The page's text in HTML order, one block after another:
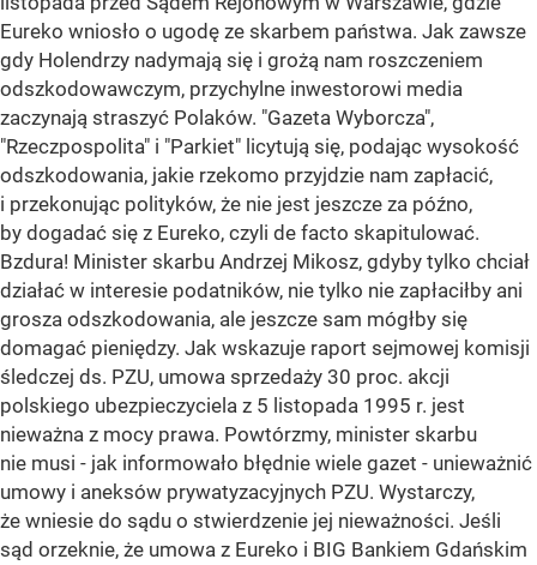
Eureko wniosło o ugodę ze skarbem państwa. Jak zawsze
gdy Holendrzy nadymają się i grożą nam roszczeniem
odszkodowawczym, przychylne inwestorowi media
zaczynają straszyć Polaków. "Gazeta Wyborcza",
"Rzeczpospolita" i "Parkiet" licytują się, podając wysokość
odszkodowania, jakie rzekomo przyjdzie nam zapłacić,
i przekonując polityków, że nie jest jeszcze za późno,
by dogadać się z Eureko, czyli de facto skapitulować.
Bzdura! Minister skarbu Andrzej Mikosz, gdyby tylko chciał
działać w interesie podatników, nie tylko nie zapłaciłby ani
grosza odszkodowania, ale jeszcze sam mógłby się
domagać pieniędzy. Jak wskazuje raport sejmowej komisji
śledczej ds. PZU, umowa sprzedaży 30 proc. akcji
polskiego ubezpieczyciela z 5 listopada 1995 r. jest
nieważna z mocy prawa. Powtórzmy, minister skarbu
nie musi - jak informowało błędnie wiele gazet - unieważnić
umowy i aneksów prywatyzacyjnych PZU. Wystarczy,
że wniesie do sądu o stwierdzenie jej nieważności. Jeśli
sąd orzeknie, że umowa z Eureko i BIG Bankiem Gdańskim